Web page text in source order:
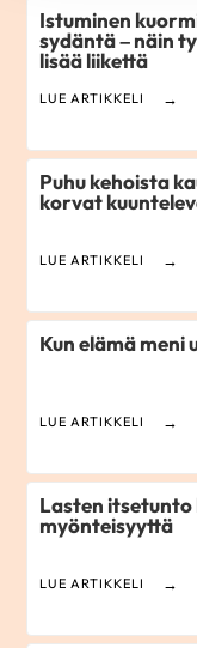
Istuminen
sydäntä – näin
lisää liikettä
LUE ARTIKKELI
Puhu kehoista
korvat
LUE ARTIKKELI
Kun elämä meni
LUE ARTIKKELI
Lasten itsetunto
myönteisyyttä
LUE ARTIKKELI